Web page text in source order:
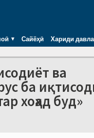
Сайёҳӣ Хариди
ва
ба
хоҳад буд»